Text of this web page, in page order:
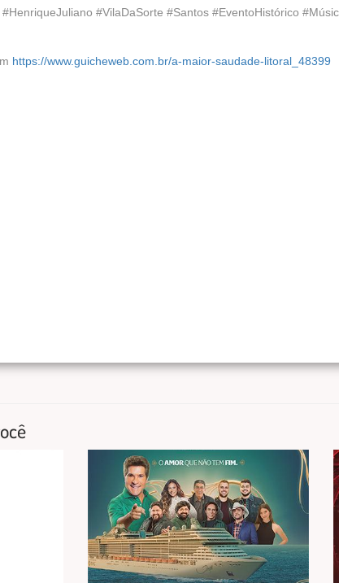
#VilaDaSorte #Santos #EventoHistórico
https://www.guicheweb.com.br/a-maior-saudade-litoral_48399